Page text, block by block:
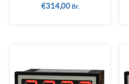
€314,00 Br.